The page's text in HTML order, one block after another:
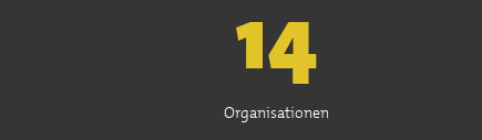
15
Organisationen